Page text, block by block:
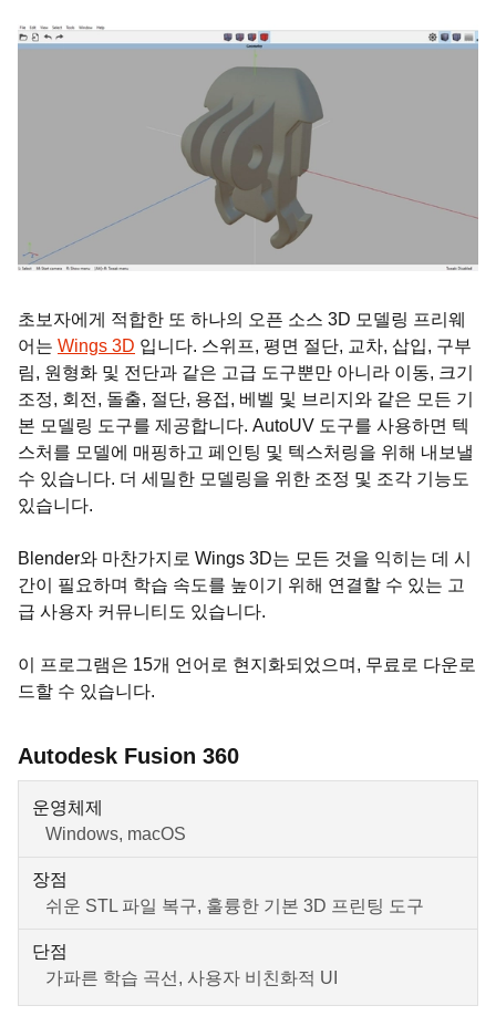
초보자에게 적합한 또 하나의 오픈 소스 3D 모델링 프리웨
어는 Wings 3D 입니다. 스위프, 평면 절단, 교차, 삽입, 구부
림, 원형화 및 전단과 같은 고급 도구뿐만 아니라 이동, 크기
조정, 회전, 돌출, 절단, 용접, 베벨 및 브리지와 같은 모든 기
본 모델링 도구를 제공합니다. AutoUV 도구를 사용하면 텍
스처를 모델에 매핑하고 페인팅 및 텍스처링을 위해 내보낼
수 있습니다. 더 세밀한 모델링을 위한 조정 및 조각 기능도
있습니다.
Blender와 마찬가지로 Wings 3D는 모든 것을 익히는 데 시
간이 필요하며 학습 속도를 높이기 위해 연결할 수 있는 고
급 사용자 커뮤니티도 있습니다.
이 프로그램은 15개 언어로 현지화되었으며, 무료로 다운로
드할 수 있습니다.
Autodesk Fusion 360
운영체제
Windows, macOS
장점
쉬운 STL 파일 복구, 훌륭한 기본 3D 프린팅 도구
단점
가파른 학습 곡선, 사용자 비친화적 UI